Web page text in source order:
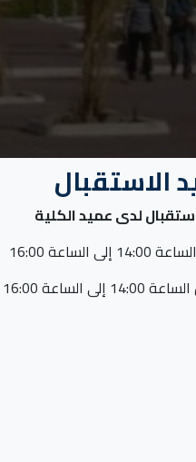
الاستقبال
لدى عميد الكلية
الساعة 16:00
الساعة 16:00